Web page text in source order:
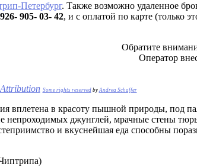
Петербург. Также возможно удаленное
905- 03- 42, и с оплатой по карте (только
Обратите
Оператор
Some rights reservedbyAndrea Schaffer
вплетена в красоту пышной природы,
джунглей, мрачные стены
и вкуснейшая еда способны